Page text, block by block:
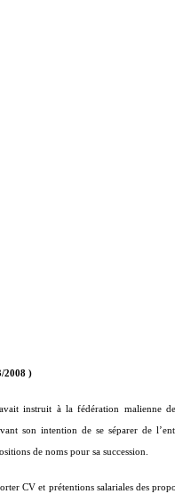
2008 )
instruit à la fédération malienne
son intention de se séparer de
de noms pour sa succession.
CV et prétentions salariales des